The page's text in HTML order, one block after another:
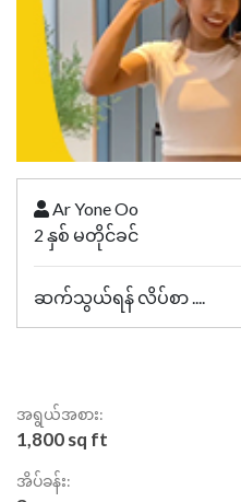
Ar Yone Oo
2 နှစ် မတိုင်ခင်
ဆက်သွယ်ရန် လိပ်စာ ....
အရွယ်အစား:
1,800 sq ft
အိပ်ခန်း: